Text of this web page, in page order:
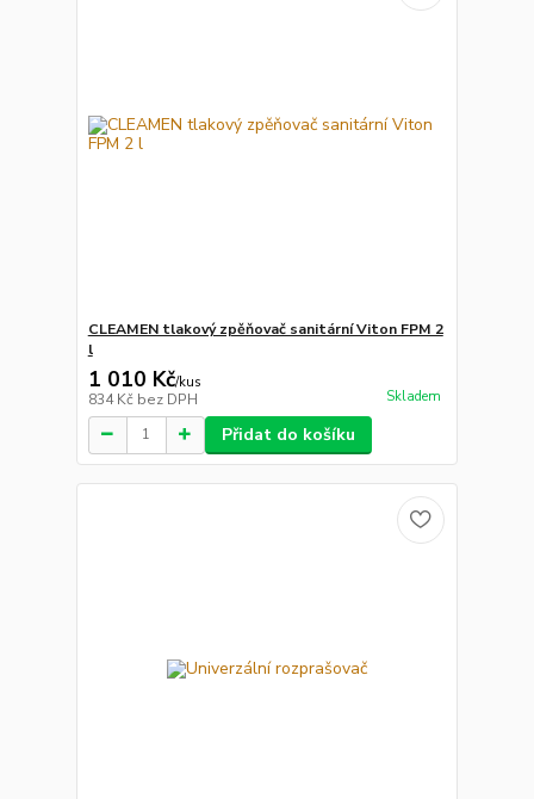
CLEAMEN tlakový zpěňovač sanitární Viton FPM 2
l
1 010 Kč/kus
834 Kč bez DPH Skladem
Přidat do košíku